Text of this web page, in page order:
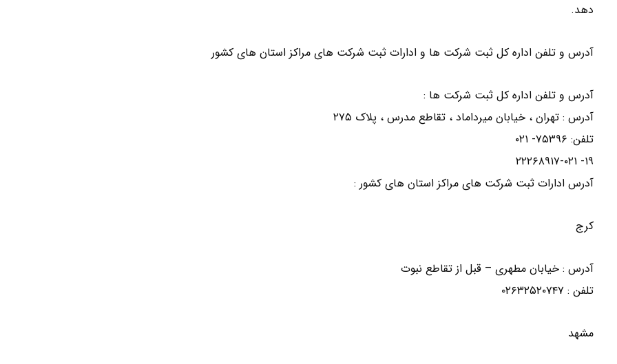
دهد.
آدرس و تلفن اداره کل ثبت شرکت ها و ادارات ثبت شرکت های مراکز استان های کشور
آدرس و تلفن اداره کل ثبت شرکت ها :
آدرس : تهران ، خیابان میرداماد ، تقاطع مدرس ، پلاک ۲۷۵
تلفن: ۷۵۳۹۶- ۰۲۱
۱۹- ۲۲۲۶۸۹۱۷-۰۲۱
آدرس ادارات ثبت شرکت های مراکز استان های کشور :
کرج
آدرس : خیابان مطهری – قبل از تقاطع نبوت
تلفن : ۰۲۶۳۲۵۲۰۷۴۷
مشهد